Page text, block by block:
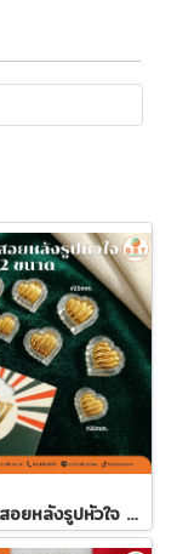
กระดุมทองสอยหลังรูปหัวใจ มี 2 ขนาด